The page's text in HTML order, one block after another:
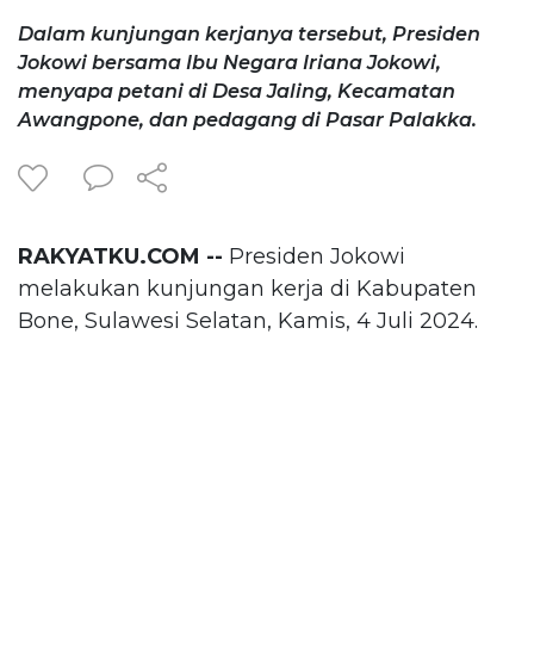
Dalam kunjungan kerjanya tersebut, Presiden
Jokowi bersama Ibu Negara Iriana Jokowi,
menyapa petani di Desa Jaling, Kecamatan
Awangpone, dan pedagang di Pasar Palakka.
RAKYATKU.COM -- Presiden Jokowi
melakukan kunjungan kerja di Kabupaten
Bone, Sulawesi Selatan, Kamis, 4 Juli 2024.